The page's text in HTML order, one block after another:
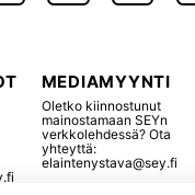
MEDIAMYYNTI
Oletko kiinnostunut
mainostamaan SEYn
verkkolehdessä? Ota
yhteyttä:
elaintenystava@sey.fi